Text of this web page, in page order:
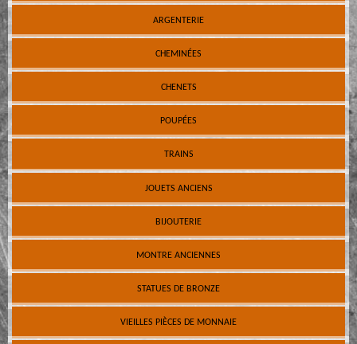
ARGENTERIE
CHEMINÉES
CHENETS
POUPÉES
TRAINS
JOUETS ANCIENS
BIJOUTERIE
MONTRE ANCIENNES
STATUES DE BRONZE
VIEILLES PIÈCES DE MONNAIE